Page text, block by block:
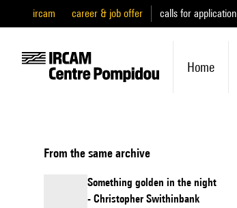
ircam career & job offer calls for application
Home
From the same archive
Something golden in the night
- Christopher Swithinbank